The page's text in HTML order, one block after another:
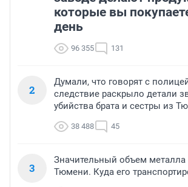
которые вы
день
96 355 131
2
Думали, что говорят с
следствие раскрыло детали
убийства брата и сестры из
38 488 45
3
Значительный объем
Тюмени. Куда его